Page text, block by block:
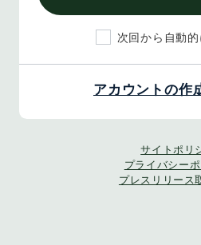
次回から自動
アカウントの作
サイトポリ
プライバシー
プレスリリース